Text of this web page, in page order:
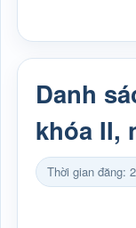
Danh
khóa II,
Thời gian đăng: